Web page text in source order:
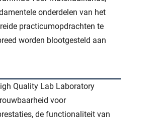
onderdelen van het
practicumopdrachten te
worden blootgesteld aan
Quality Lab Laboratory
voor
de functionaliteit van